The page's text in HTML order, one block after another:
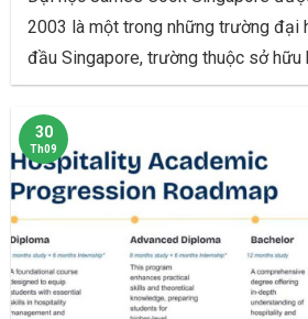
2003 là một trong những trường đại
đầu Singapore, trường thuộc sở hữu
học James Cook Úc
30
Th09